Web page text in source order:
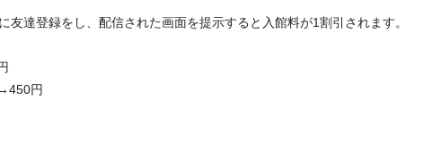
友達登録をし、配信された画面を提示すると入館料が1割引されます。
円